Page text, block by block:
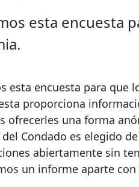
esta encuesta
esta encuesta para
proporciona
ofrecerles una forma
Condado es elegido
abiertamente sin
un informe aparte